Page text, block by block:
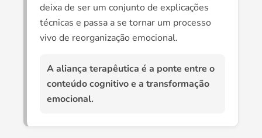
deixa de ser um conjunto de explicações
técnicas e passa a se tornar um processo
vivo de reorganização emocional.
A aliança terapêutica é a ponte entre o
conteúdo cognitivo e a transformação
emocional.